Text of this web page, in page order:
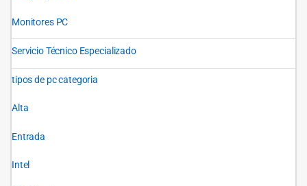
Monitores PC
Servicio Técnico Especializado
tipos de pc categoria
Alta
Entrada
Intel